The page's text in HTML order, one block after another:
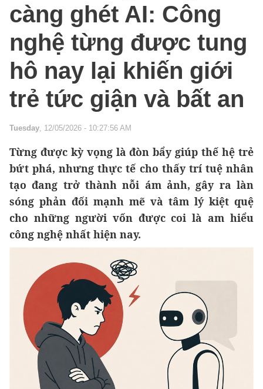
càng ghét AI: Công
nghệ từng được tung
hô nay lại khiến giới
trẻ tức giận và bất an
Tuesday, 12/05/2026 - 10:27:56 AM
Từng được kỳ vọng là đòn bẩy giúp thế hệ trẻ
bứt phá, nhưng thực tế cho thấy trí tuệ nhân
tạo đang trở thành nỗi ám ảnh, gây ra làn
sóng phản đối mạnh mẽ và tâm lý kiệt quệ
cho những người vốn được coi là am hiểu
công nghệ nhất hiện nay.